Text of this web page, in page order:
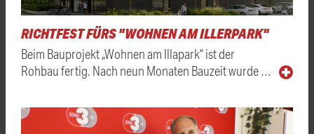
RICHTFEST FÜRS "WOHNEN AM ILLERPARK"
Beim Bauprojekt „Wohnen am Illapark“ ist der
Rohbau fertig. Nach neun Monaten Bauzeit wurde …